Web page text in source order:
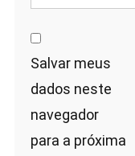
Salvar meus
dados neste
navegador
para a próxima